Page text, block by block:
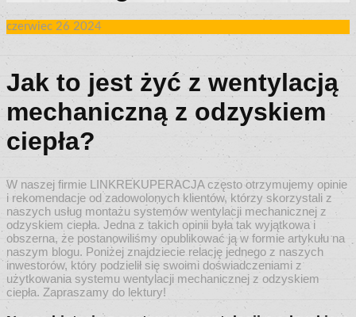
czerwiec 26 2024
Jak to jest żyć z wentylacją
mechaniczną z odzyskiem
ciepła?
W naszej firmie LINKREKUPERACJA często otrzymujemy opinie
i rekomendacje od zadowolonych klientów, którzy skorzystali z
naszych usług montażu systemów wentylacji mechanicznej z
odzyskiem ciepła. Jedna z takich opinii była tak wyjątkowa i
obszerna, że postanowiliśmy opublikować ją w formie artykułu na
naszym blogu. Poniżej znajdziecie relację jednego z naszych
inwestorów, który podzielił się swoimi doświadczeniami z
użytkowania systemu wentylacji mechanicznej z odzyskiem
ciepła. Zapraszamy do lektury!